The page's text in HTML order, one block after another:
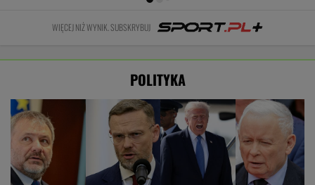
WIĘCEJ NIŻ WYNIK. SUBSKRYBUJ
POLITYKA